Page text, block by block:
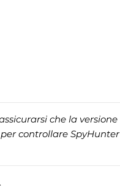
che la versione
controllare SpyHunter